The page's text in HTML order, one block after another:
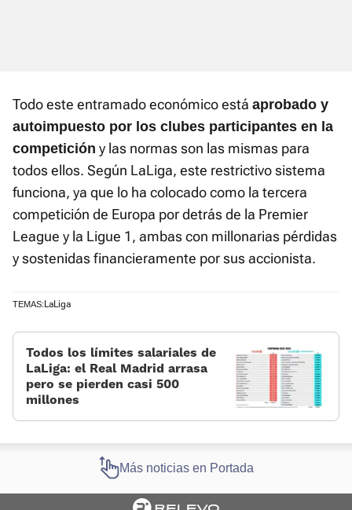
Todo este entramado económico está aprobado y
autoimpuesto por los clubes participantes en la
competición y las normas son las mismas para
todos ellos. Según LaLiga, este restrictivo sistema
funciona, ya que lo ha colocado como la tercera
competición de Europa por detrás de la Premier
League y la Ligue 1, ambas con millonarias pérdidas
y sostenidas financieramente por sus accionista.
TEMAS: LaLiga
Todos los límites salariales de
LaLiga: el Real Madrid arrasa
pero se pierden casi 500
millones
Más noticias en Portada